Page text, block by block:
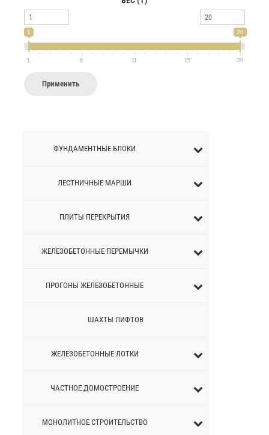
1 20
1 6 11 15 20
Применить
ФУНДАМЕНТНЫЕ БЛОКИ
ЛЕСТНИЧНЫЕ МАРШИ
ПЛИТЫ ПЕРЕКРЫТИЯ
ЖЕЛЕЗОБЕТОННЫЕ ПЕРEМЫЧКИ
ПРОГОНЫ ЖЕЛЕЗОБЕТОННЫЕ
ШАХТЫ ЛИФТОВ
ЖЕЛЕЗОБЕТОННЫЕ ЛОТКИ
ЧАСТНОЕ ДОМОСТРОЕНИЕ
МОНОЛИТНОЕ СТРОИТЕЛЬСТВО